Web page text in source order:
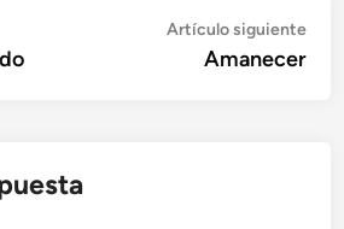
Artículo siguiente
Amanecer